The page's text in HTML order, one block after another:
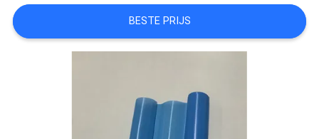
CONTACT
MET
BESTE PRIJS